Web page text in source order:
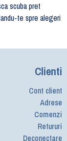
scuba pret
te spre alegeri
Clienti
Cont client
Adrese
Comenzi
Retururi
Deconectare